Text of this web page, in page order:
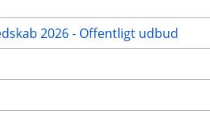
2026 - Offentligt udbud